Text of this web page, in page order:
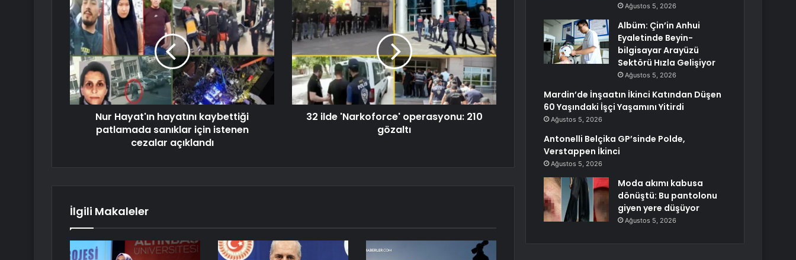
Nur Hayat'ın hayatını kaybettiği
patlamada sanıklar için istenen
cezalar açıklandı
32 ilde 'Narkoforce' operasyonu: 210
gözaltı
İlgili Makaleler
Ağustos 5, 2026
Albüm: Çin’in Anhui
Eyaletinde Beyin-
bilgisayar Arayüzü
Sektörü Hızla Gelişiyor
Ağustos 5, 2026
Mardin’de İnşaatın İkinci Katından Düşen
60 Yaşındaki İşçi Yaşamını Yitirdi
Ağustos 5, 2026
Antonelli Belçika GP’sinde Polde,
Verstappen İkinci
Ağustos 5, 2026
Moda akımı kabusa
dönüştü: Bu pantolonu
giyen yere düşüyor
Ağustos 5, 2026